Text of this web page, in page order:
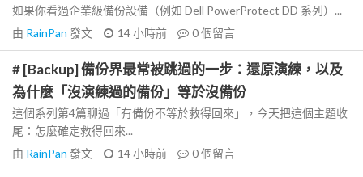
如果你看過企業級備份設備（例如 Dell PowerProtect DD 系列）...
由 RainPan 發文 14 小時前 0個留言
# [Backup] 備份界最常被跳過的一步：還原演練，以及
為什麼「沒演練過的備份」等於沒備份
這個系列第4篇聊過「有備份不等於救得回來」，今天把這個主題收
尾：怎麼確定救得回來...
由 RainPan 發文 14 小時前 0個留言